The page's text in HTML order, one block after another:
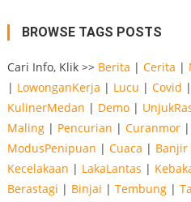
BROWSE TAGS POSTS
Cari Info, Klik >> Berita | Cerita |
| LowonganKerja | Lucu | Covid |
KulinerMedan | Demo|
Maling| Pencurian | Curanmor|
ModusPenipuan | Cuaca | Banjir
Kecelakaan | LakaLantas |
Berastagi | Binjai | Tembung|